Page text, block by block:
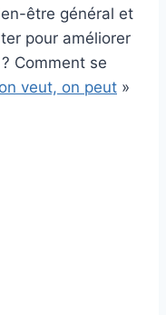
être général et
pour améliorer
Comment se
veut, on peut »